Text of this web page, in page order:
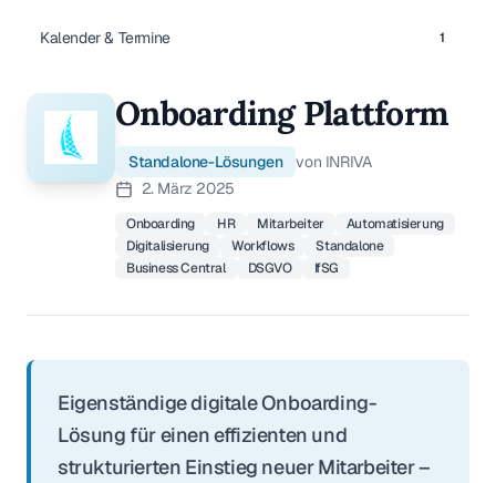
Kalender & Termine 1
Onboarding Plattform
Standalone-Lösungen
von INRIVA
2. März 2025
Onboarding HR Mitarbeiter
Automatisierung
Digitalisierung
Workflows
Standalone
Business Central
DSGVO IfSG
Eigenständige digitale Onboarding-
Lösung für einen effizienten und
strukturierten Einstieg neuer Mitarbeiter –